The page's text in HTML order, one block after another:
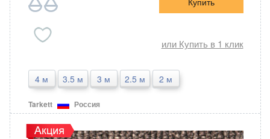
или Купить в 1 клик
4 м 3.5 м 3 м 2.5 м 2 м
Tarkett Россия